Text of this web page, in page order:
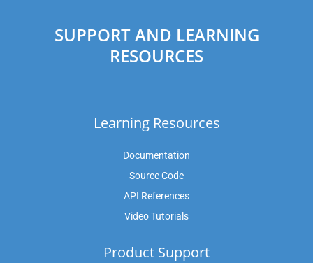
SUPPORT AND LEARNING
RESOURCES
Learning Resources
Documentation
Source Code
API References
Video Tutorials
Product Support